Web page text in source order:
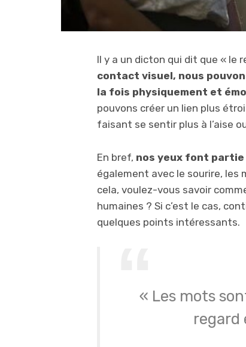
Il y a un dicton qui dit que « le
contact visuel, nous
la fois physiquement et
pouvons créer un lien plus
faisant se sentir plus à l’aise
En bref, nos yeux font partie
également avec le sourire, les
cela, voulez-vous savoir
humaines ? Si c’est le cas,
quelques points intéressants.
« Les mots
regard